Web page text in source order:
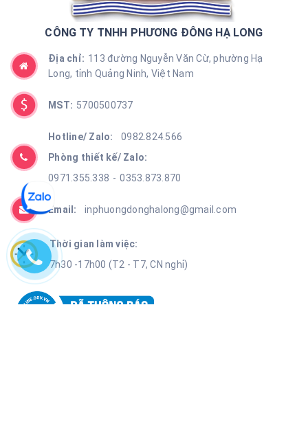
CÔNG TY TNHH PHƯƠNG ĐÔNG HẠ LONG
Địa chỉ: 113 đường Nguyễn Văn Cừ, phường Hạ
Long, tỉnh Quảng Ninh, Việt Nam
MST: 5700500737
Hotline/ Zalo:
0982.824.566
Phòng thiết kế/ Zalo:
0971.355.338 - 0353.873.870
Email: inphuongdonghalong@gmail.com
Thời gian làm việc:
7h30 -17h00 (T2 - T7, CN nghỉ)